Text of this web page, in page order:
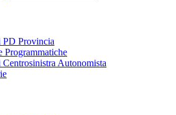
PD Provincia
Programmatiche
Centrosinistra Autonomista